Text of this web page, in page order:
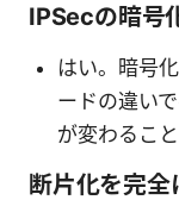
IPSecの暗号
はい。暗号
ードの違い
が変わること
断片化を完全